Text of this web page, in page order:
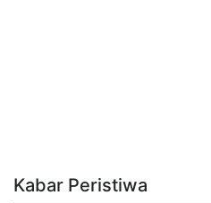
Kabar Peristiwa